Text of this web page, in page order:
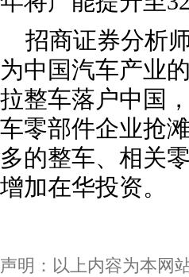
招商证券分析
为中国汽车产业
拉整车落户中国
车零部件企业抢
多的整车、相关
增加在华投资。
声明：以上内容为本网